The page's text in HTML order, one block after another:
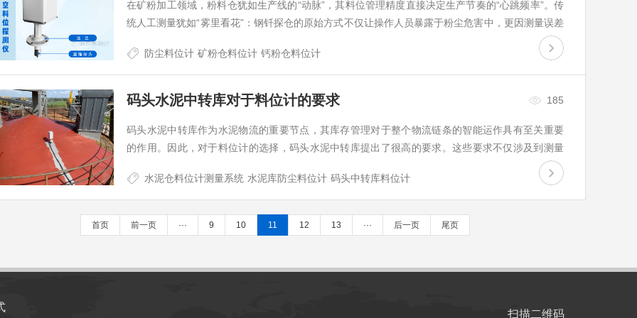
在矿粉加工领域，粉料仓犹如生产线的“动脉”，其料位管理精度直接决定生产节奏的“心跳频率”。传
统人工测量犹如“雾里看花”：钢钎探仓的原始方式不仅让操作人员暴露于粉尘危害中，更因测量误差
导致配料失衡或溢仓事故频发。据行业统计，因料位管理不当造成的生产停滞，每年造成矿粉企业
高达数百万元的潜在损失。…
防尘料位计 矿粉仓料位计 钙粉仓料位计
码头水泥中转库对于料位计的要求 185
码头水泥中转库作为水泥物流的重要节点，其库存管理对于整个物流链条的智能运作具有至关重要
的作用。因此，对于料位计的选择，码头水泥中转库提出了很高的要求。这些要求不仅涉及到测量
水泥仓料位计测量系统 水泥库防尘料位计 码头中转库料位计
首页 前一页 ··· 9 10 11 12 13 ··· 后一页 尾页
扫描二维码